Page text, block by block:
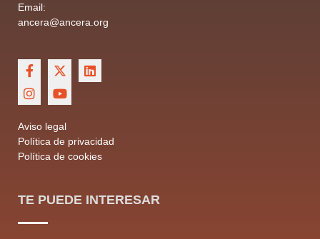
Email:
ancera@ancera.org
Aviso legal
Política de privacidad
Política de cookies
TE PUEDE INTERESAR